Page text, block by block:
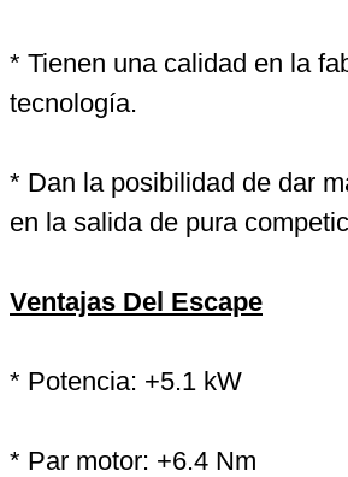
* Tienen una calidad en la
tecnología.
* Dan la posibilidad de dar
en la salida de pura
Ventajas Del Escape
* Potencia: +5.1 kW
* Par motor: +6.4 Nm